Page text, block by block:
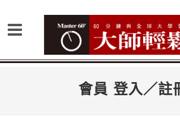
會員 登入／註